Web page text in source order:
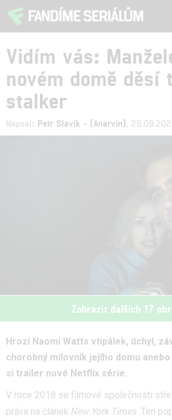
Vidím vás:
novém domě děsí
stalker
Napsal: Petr Slavík - (Anarvin) ,
Zobrazit dalších 17
Hrozí Naomi Watts vtipálek, úchyl,
chorobný milovník jejího domu
si trailer nové Netflix série.
V roce 2018 se filmové společnosti
práva na článek New York Times. Ten